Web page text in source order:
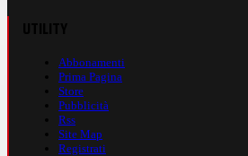
Abbonamenti
Prima Pagina
Store
Pubblicità
Rss
Site Map
Registrati